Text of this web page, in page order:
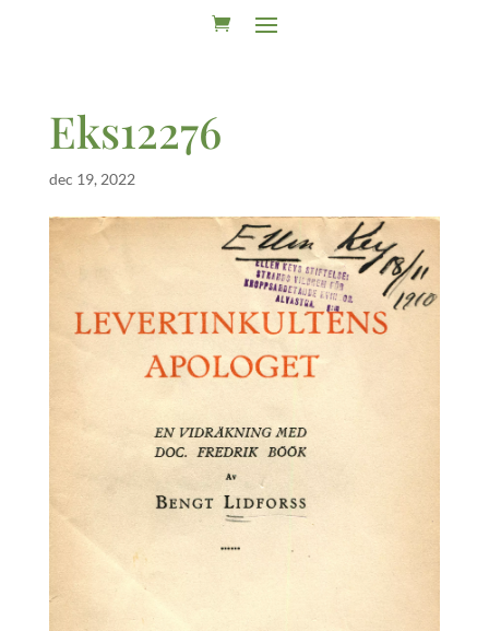
Eks12276
dec 19, 2022